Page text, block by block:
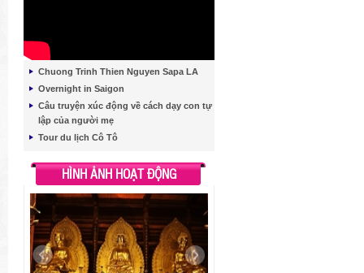
Chuong Trinh Thien Nguyen Sapa LA
Overnight in Saigon
Câu truyện xúc động về cách dạy con tự
lập của người mẹ
Tour du lịch Cô Tô
HÌNH ẢNH HOẠT ĐỘNG